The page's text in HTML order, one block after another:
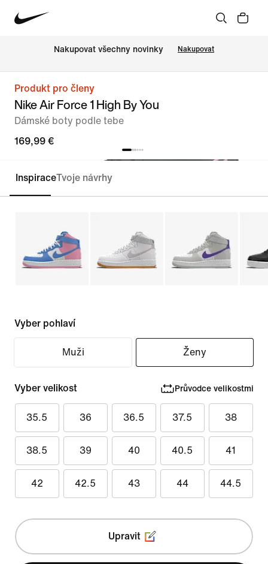
Nakupovat všechny novinky Nakupovat
Produkt pro členy
Nike Air Force 1 High By You
Dámské boty podle tebe
169,99 €
Upravit
InspiraceTvoje návrhy
Vyber pohlaví
Muži Ženy
Vyber velikost Průvodce velikostmi
35.5 36 36.5 37.5 38
38.5 39 40 40.5 41
42 42.5 43 44 44.5
Upravit